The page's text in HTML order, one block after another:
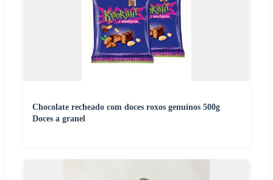
Chocolate recheado com doces roxos genuínos 500g
Doces a granel